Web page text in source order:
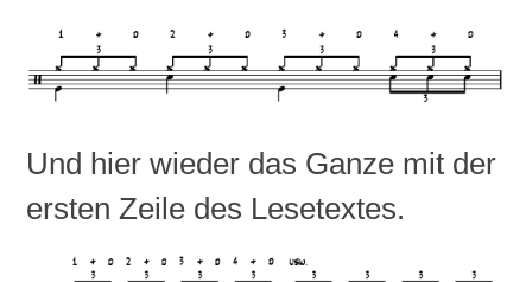
Und hier wieder das Ganze mit der
ersten Zeile des Lesetextes.